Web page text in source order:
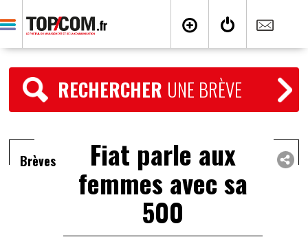
RECHERCHER UNE BRÈVE
Brèves Fiat parle aux
femmes avec sa
500